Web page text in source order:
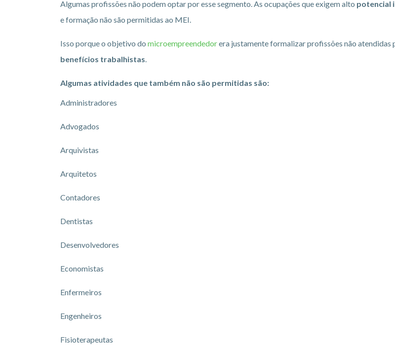
Algumas profissões não podem optar por esse segmento. As ocupações que exigem alto potencial
e formação não são permitidas ao MEI.
Isso porque o objetivo do microempreendedorera justamente formalizar profissões não atendidas
benefícios trabalhistas.
Algumas atividades que também não são permitidas são:
Administradores
Advogados
Arquivistas
Arquitetos
Contadores
Dentistas
Desenvolvedores
Economistas
Enfermeiros
Engenheiros
Fisioterapeutas